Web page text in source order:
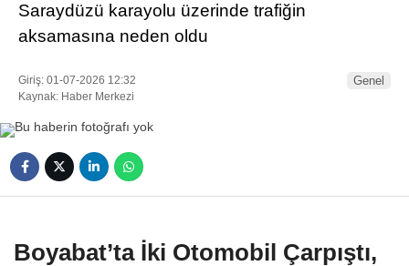
Saraydüzü karayolu üzerinde trafiğin
aksamasına neden oldu
Giriş: 01-07-2026 12:32
Kaynak: Haber Merkezi
Genel
Boyabat’ta İki Otomobil Çarpıştı,